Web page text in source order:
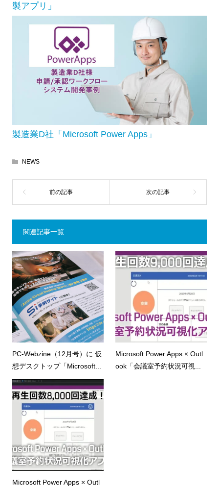
製アプリ」
製造業D社「Microsoft Power Apps」
NEWS
関連記事一覧
PC-Webzine（12月号）に 仮
想デスクトップ「Microsoft...
Microsoft Power Apps × Outl
ook「会議室予約状況可視...
Microsoft Power Apps × Outl